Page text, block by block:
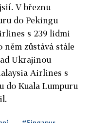
V březnu
do Pekingu
s 239 lidmi
něm zůstává stále
Ukrajinou
Airlines s
do Kuala Lumpuru